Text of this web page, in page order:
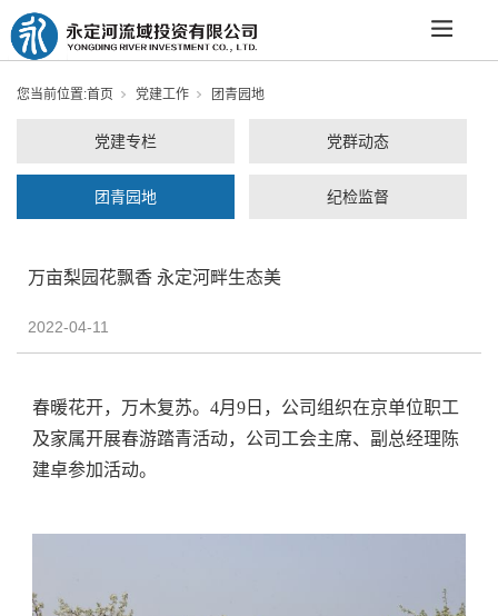
您当前位置:首页 党建工作 团青园地
党建专栏 党群动态
团青园地 纪检监督
万亩梨园花飘香 永定河畔生态美
2022-04-11
春暖花开，万木复苏。4月9日，公司组织在京单位职工
及家属开展春游踏青活动，公司工会主席、副总经理陈
建卓参加活动。